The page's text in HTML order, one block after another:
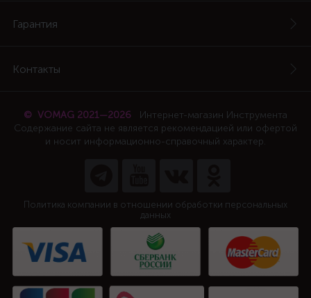
Гарантия
Контакты
© VOMAG 2021—2026
Интернет-магазин Инструмента
Содержание сайта не является рекомендацией или офертой
и носит информационно-справочный характер.
Политика компании в отношении обработки персональных
данных